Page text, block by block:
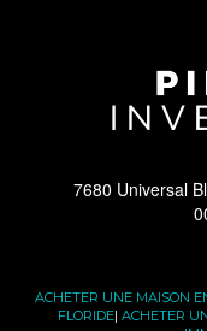
7680 Universal
ACHETER UNE MAISON
FLORIDE| ACHETER